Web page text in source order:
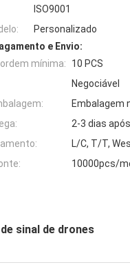
ISO9001
Personalizado
e Envio:
mínima:
10 PCS
Negociável
Embalagem
2-3 dias
L/C, T/T,
10000pcs/
sinal de drones